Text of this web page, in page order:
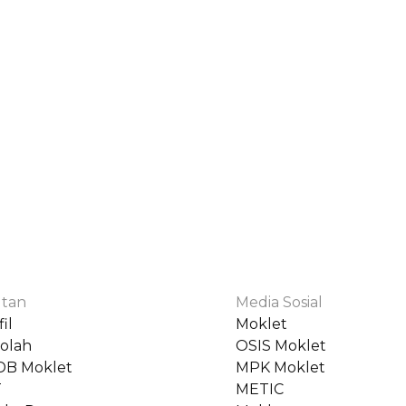
Moklet
Media Sosial
Moklet
OSIS Moklet
MPK Moklet
METIC